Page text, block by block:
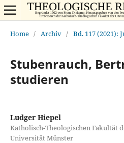
Home / Archiv / Bd. 117 (2021):
Stubenrauch,
studieren
Ludger Hiepel
Katholisch-Theologischen Fakultät
Universität Münster